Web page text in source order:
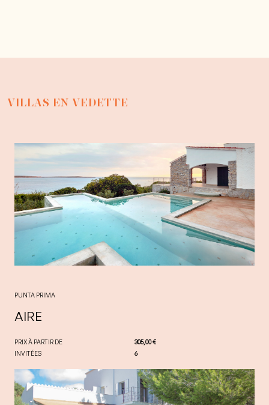
VILLAS EN VEDETTE
PUNTA PRIMA
AIRE
PRIX À PARTIR DE
305,00 €
INVITÉES
6